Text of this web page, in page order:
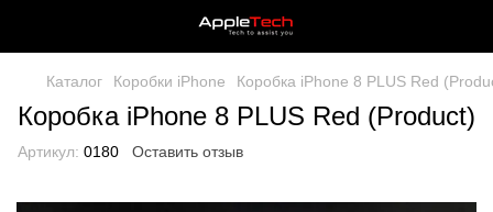
Каталог Коробки iPhone Коробка iPhone 8 PLUS Red
Коробка iPhone 8 PLUS Red (Product)
Артикул: 0180 Оставить отзыв